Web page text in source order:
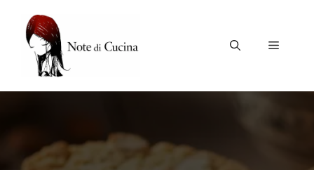
contenuto
Menu